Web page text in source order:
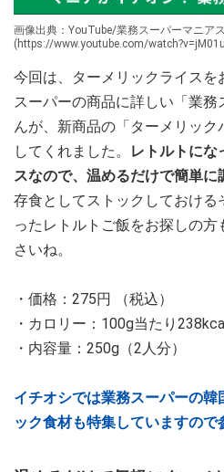
画像出典：YouTube/業務スーパーマニア
(https://www.youtube.com/
今回は、ターメリックライス
スーパーの商品に詳しい「業務
んが、新商品の「ターメリッ
してくれました。
レトルトにな
スなので、温めるだけで簡単に
存食としてストックしておけ
ったレトルトご飯をお探しの
さいね。
・価格：275円 （税込）
・カロリー：100g当たり
・内容量：250g（2人分）
イチオシでは業務スーパーの
ック食材も特集していますので